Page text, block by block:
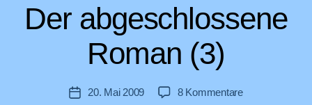
Der abgeschlossene
Roman (3)
Veröffentlichungsdatum
20. Mai 2009 8 Kommentarezu